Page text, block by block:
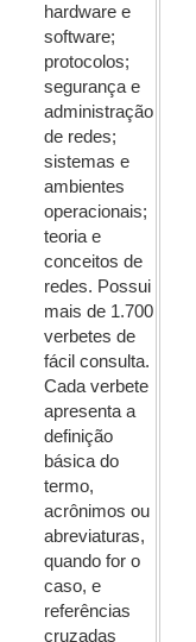
hardware e
software;
protocolos;
segurança e
administração
de redes;
sistemas e
ambientes
operacionais;
teoria e
conceitos de
redes. Possui
mais de 1.700
verbetes de
fácil consulta.
Cada verbete
apresenta a
definição
básica do
termo,
acrônimos ou
abreviaturas,
quando for o
caso, e
referências
cruzadas